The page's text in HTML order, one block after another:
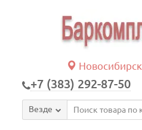
Новосибирск
+7 (383) 292-87-50
Везде